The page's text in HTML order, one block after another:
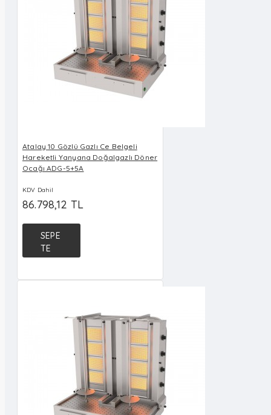
Atalay 10 Gözlü Gazlı Ce Belgeli
Hareketli Yanyana Doğalgazlı Döner
Ocağı ADG-5+5A
KDV Dahil
86.798,12 TL
SEPE
TE